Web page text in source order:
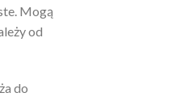
Mogą
od
do